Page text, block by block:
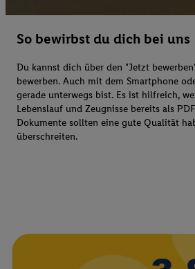
So bewirbst du dich bei uns
Du kannst dich über den "Jetzt
bewerben. Auch mit dem Smartphone
gerade unterwegs bist. Es ist hilfreich,
Lebenslauf und Zeugnisse bereits als
Dokumente sollten eine gute Qualität
überschreiten.